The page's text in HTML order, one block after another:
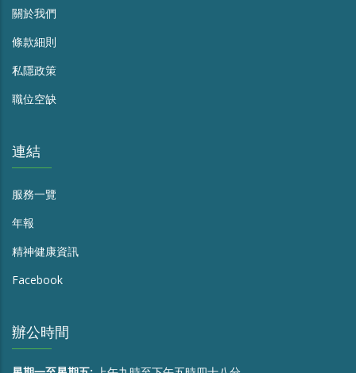
關於我們
條款細則
私隱政策
職位空缺
連結
服務一覽
年報
精神健康資訊
Facebook
辦公時間